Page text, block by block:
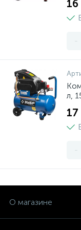
16
-
л,
17
-
О магазине